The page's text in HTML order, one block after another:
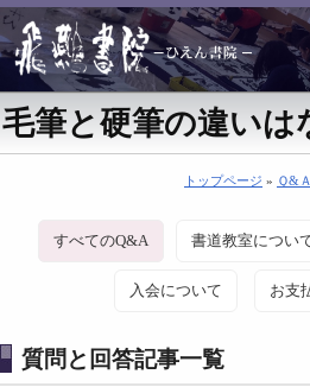
毛筆と硬筆の違いは
トップページ » Ｑ&Ａ
すべてのQ&A 書道教室につい
入会について お支
質問と回答記事一覧